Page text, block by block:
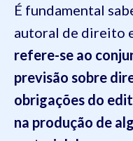
É fundamental
autoral de direito
refere-se ao
previsão sobre
obrigações do
na produção de